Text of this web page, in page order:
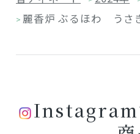
> 麗香炉 ぶるほわ うさ
Instagram